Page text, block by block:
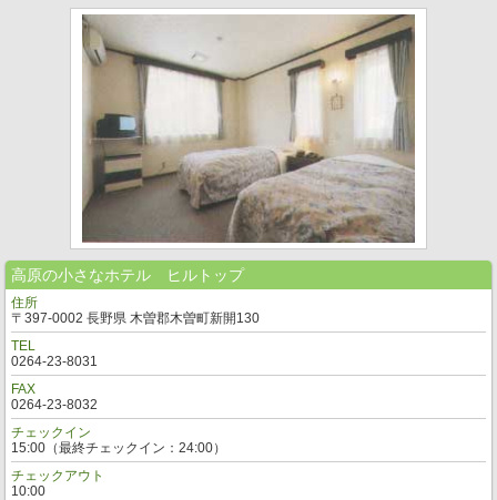
高原の小さなホテル ヒルトップ
住所
〒397-0002 長野県 木曽郡木曽町新開130
TEL
0264-23-8031
FAX
0264-23-8032
チェックイン
15:00（最終チェックイン：24:00）
チェックアウト
10:00